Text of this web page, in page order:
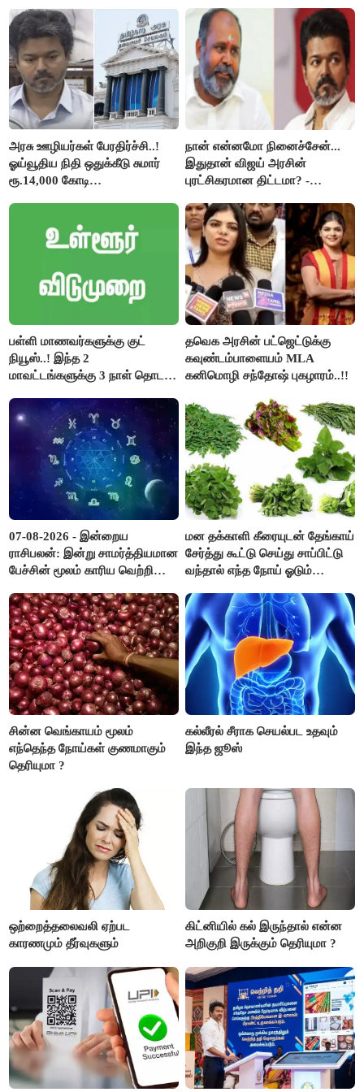
கேள்வி..!
அரசு ஊழியர்கள் பேரதிர்ச்சி..!
ஓய்வூதிய நிதி ஒதுக்கீடு சுமார்
ரூ.14,000 கோடி
நான் என்னமோ நினைச்சேன்...
இதுதான் விஜய் அரசின்
புரட்சிகரமான திட்டமா? -
பள்ளி மாணவர்களுக்கு குட்
நியூஸ்..! இந்த 2
மாவட்டங்களுக்கு 3 நாள் தொடர்
தவெக அரசின் பட்ஜெட்டுக்கு
கவுண்டம்பாளையம் MLA
கனிமொழி சந்தோஷ் புகழாரம்..!!
07-08-2026 - இன்றைய
ராசிபலன்: இன்று சாமர்த்தியமான
பேச்சின் மூலம் காரிய வெற்றி
பொறுப்புகளை ஒப்படைப்பதில்
கவனம் தேவை..!
மன தக்காளி கீரையுடன் தேங்காய்
சேர்த்து கூட்டு செய்து சாப்பிட்டு
வந்தால் எந்த நோய் ஓடும்
சின்ன வெங்காயம் மூலம்
எந்தெந்த நோய்கள் குணமாகும்
தெரியுமா ?
கல்லீரல் சீராக செயல்பட உதவும்
இந்த ஜூஸ்
ஒற்றைத்தலைவலி ஏற்பட
காரணமும் தீர்வுகளும்
கிட்னியில் கல் இருந்தால் என்ன
அறிகுறி இருக்கும் தெரியுமா ?